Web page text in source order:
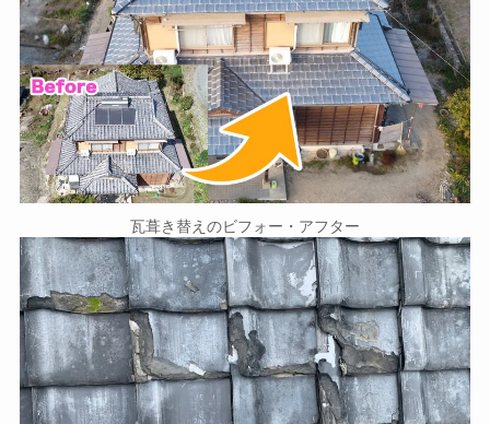
瓦葺き替えのビフォー・アフター